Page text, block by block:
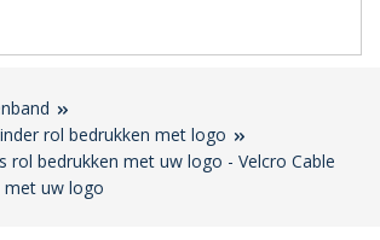
rol bedrukken met logo
rol bedrukken met uw logo - Velcro Cable
met uw logo